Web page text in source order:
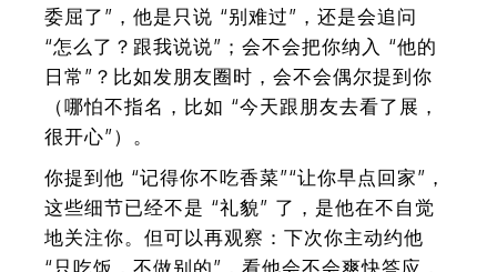
委屈了”，他是只说 “别难过”，还是会追问
“怎么了？跟我说说”；会不会把你纳入 “他的
日常”？比如发朋友圈时，会不会偶尔提到你
（哪怕不指名，比如 “今天跟朋友去看了展，
很开心”）。
你提到他 “记得你不吃香菜”“让你早点回家”，
这些细节已经不是 “礼貌” 了，是他在不自觉
地关注你。但可以再观察：下次你主动约他